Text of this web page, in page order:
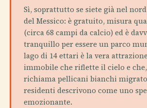
Sì, soprattutto se siete già nel
del Messico: è gratuito, misura
(circa 68 campi da calcio) ed è
tranquillo per essere un parco
lago di 14 ettari è la vera
immobile che riflette il cielo e
richiama pellicani bianchi
residenti descrivono come uno
emozionante.